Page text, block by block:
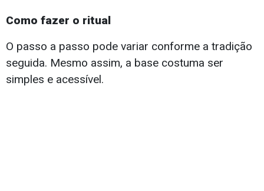
Como fazer o ritual
O passo a passo pode variar conforme a tradição
seguida. Mesmo assim, a base costuma ser
simples e acessível.